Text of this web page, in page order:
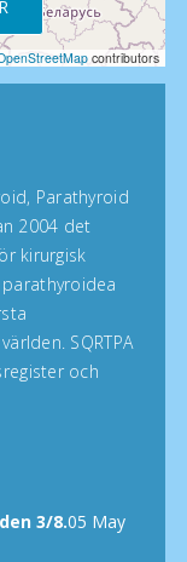
contributors
Parathyroid
2004 det
kirurgisk
SQRTPA
och
3/8.05 May